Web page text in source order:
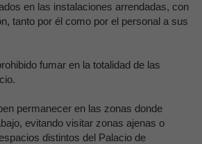
en las instalaciones arrendadas, con
tanto por él como por el personal a sus
fumar en la totalidad de las
permanecer en las zonas donde
evitando visitar zonas ajenas o
distintos del Palacio de